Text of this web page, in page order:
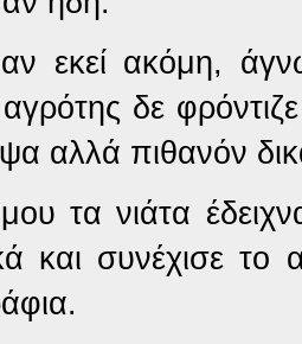
εκεί ακόμη,
αγρότης δε
αλλά πιθανόν
τα νιάτα
και συνέχισε